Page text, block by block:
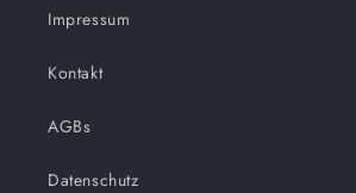
Impressum
Kontakt
AGBs
Datenschutz